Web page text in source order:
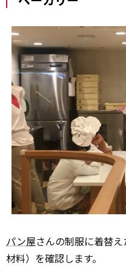
パン屋さんの制服に着替
材料）を確認します。